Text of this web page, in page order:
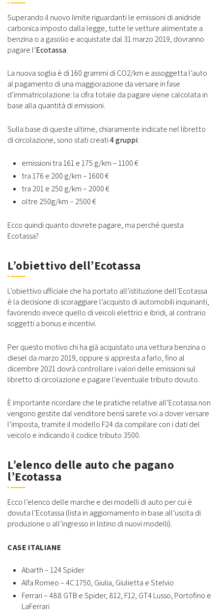
Superando il nuovo limite riguardanti le emissioni di anidride
carbonica imposto dalla legge, tutte le vetture alimentate a
benzina o a gasolio e acquistate dal 31 marzo 2019, dovranno
pagare l’Ecotassa.
La nuova soglia è di 160 grammi di CO2/km e assoggetta l’auto
al pagamento di una maggiorazione da versare in fase
d’immatricolazione: la cifra totale da pagare viene calcolata in
base alla quantità di emissioni.
Sulla base di queste ultime, chiaramente indicate nel libretto
di circolazione, sono stati creati4 gruppi:
emissioni tra 161 e 175 g/km – 1100 €
tra 176 e 200 g/km – 1600 €
tra 201 e 250 g/km – 2000 €
oltre 250g/km – 2500 €
Ecco quindi quanto dovrete pagare, ma perché questa
Ecotassa?
L’obiettivo dell’Ecotassa
L’obiettivo ufficiale che ha portato all’istituzione dell’Ecotassa
è la decisione di scoraggiare l’acquisto di automobili inquinanti,
favorendo invece quello di veicoli elettrici e ibridi, al contrario
soggetti a bonus e incentivi.
Per questo motivo chi ha già acquistato una vettura benzina o
diesel da marzo 2019, oppure si appresta a farlo, fino al
dicembre 2021 dovrà controllare i valori delle emissioni sul
libretto di circolazione e pagare l’eventuale tributo dovuto.
È importante ricordare che le pratiche relative all’Ecotassa non
vengono gestite dal venditore bensì sarete voi a dover versare
l’imposta, tramite il modello F24 da compilare con i dati del
veicolo e indicando il codice tributo 3500.
L’elenco delle auto che pagano
l’Ecotassa
Ecco l’elenco delle marche e dei modelli di auto per cui è
dovuta l’Ecotassa (lista in aggiornamento in base all’uscita di
produzione o all’ingresso in listino di nuovi modelli).
CASE ITALIANE
Abarth – 124 Spider
Alfa Romeo – 4C 1750, Giulia, Giulietta e Stelvio
Ferrari – 488 GTB e Spider, 812, F12, GT4 Lusso, Portofino e
LaFerrari